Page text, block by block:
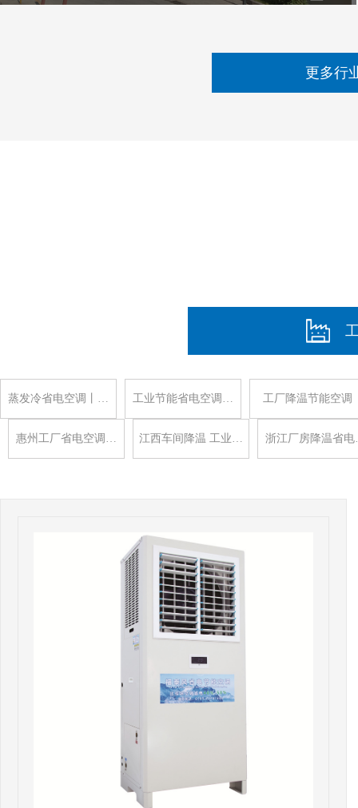
更多行
蒸发冷省电空调丨… 工业节能省电空调… 工厂降温节能空调
惠州工厂省电空调… 江西车间降温 工业… 浙江厂房降温省